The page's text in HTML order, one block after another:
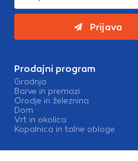
Prijava
Prodajni program
Gradnja
Barve in premazi
Orodje in železnina
Dom
Vrt in okolica
Kopalnica in talne obloge